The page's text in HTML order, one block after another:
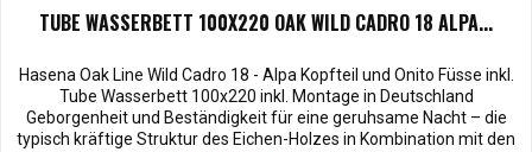
TUBE WASSERBETT 100X220 OAK WILD CADRO 18 ALPA...
Hasena Oak Line Wild Cadro 18 - Alpa Kopfteil und Onito Füsse inkl.
Tube Wasserbett 100x220 inkl. Montage in Deutschland
Geborgenheit und Beständigkeit für eine geruhsame Nacht – die
typisch kräftige Struktur des Eichen-Holzes in Kombination mit den